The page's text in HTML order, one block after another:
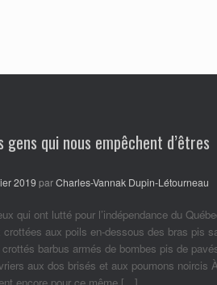
gens qui nous empêchent d’êtres
2019 parCharles-Vannak Dupin-Létourneau
qui ont lutté pour l’indépendance du
aux poils en-dessous des bras pis
barbus armés de bombes pis de
aux dos brisés et aux poumons noircis